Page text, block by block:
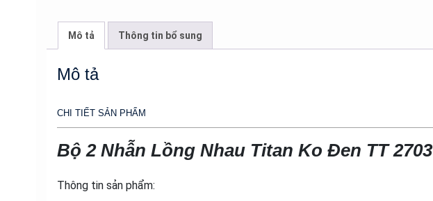
lượng
Mô tả Thông tin bổ sung
Mô tả
CHI TIẾT SẢN PHẨM
Bộ 2 Nhẫn Lồng Nhau Titan Ko Đen TT 2703
Thông tin sản phẩm: